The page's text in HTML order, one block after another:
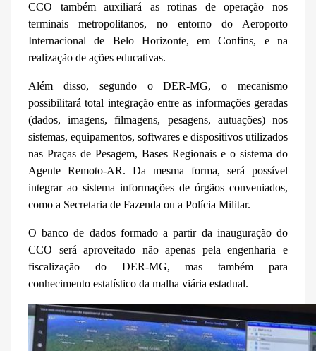
CCO também auxiliará as rotinas de operação nos
terminais metropolitanos, no entorno do Aeroporto
Internacional de Belo Horizonte, em Confins, e na
realização de ações educativas.
Além disso, segundo o DER-MG,o mecanismo
possibilitará total integração entre as informações geradas
(dados, imagens, filmagens, pesagens, autuações) nos
sistemas, equipamentos, softwares e dispositivos utilizados
nas Praças de Pesagem, Bases Regionais e o sistema do
Agente Remoto-AR. Da mesma forma, será possível
integrar ao sistema informações de órgãos conveniados,
como a Secretaria de Fazenda ou a Polícia Militar.
O banco de dados formado a partir da inauguração do
CCO será aproveitado não apenas pela engenharia e
fiscalização do DER-MG, mas também para
conhecimento estatístico da malha viária estadual.